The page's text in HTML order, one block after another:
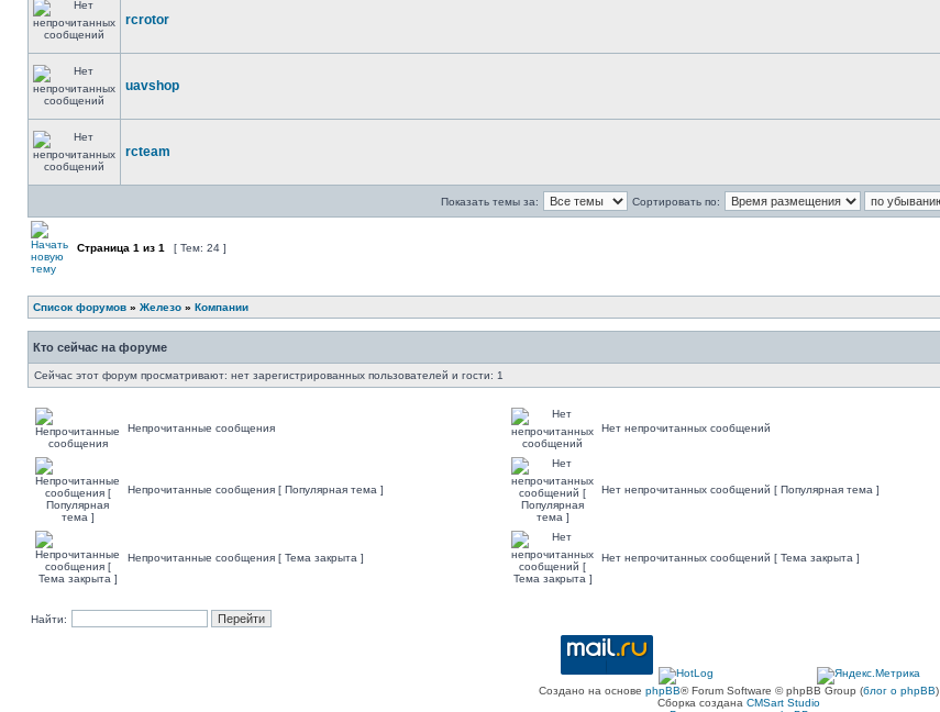
rcrotor
uavshop
rcteam
Показать темы за: Сортировать по:
Страница 1 из 1 [ Тем: 24 ]
Список форумов » Железо » Компании
Кто сейчас на форуме
Сейчас этот форум просматривают: нет зарегистрированных пользователей и гости: 1
Непрочитанные сообщения Нет непрочитанных сообщений
Непрочитанные сообщения [ Популярная тема ] Нет непрочитанных сообщений [ Популярная тема ]
Непрочитанные сообщения [ Тема закрыта ] Нет непрочитанных сообщений [ Тема закрыта ]
Найти:
Создано на основе phpBB® Forum Software © phpBB Group (блог о phpBB)
Сборка создана CMSart Studio